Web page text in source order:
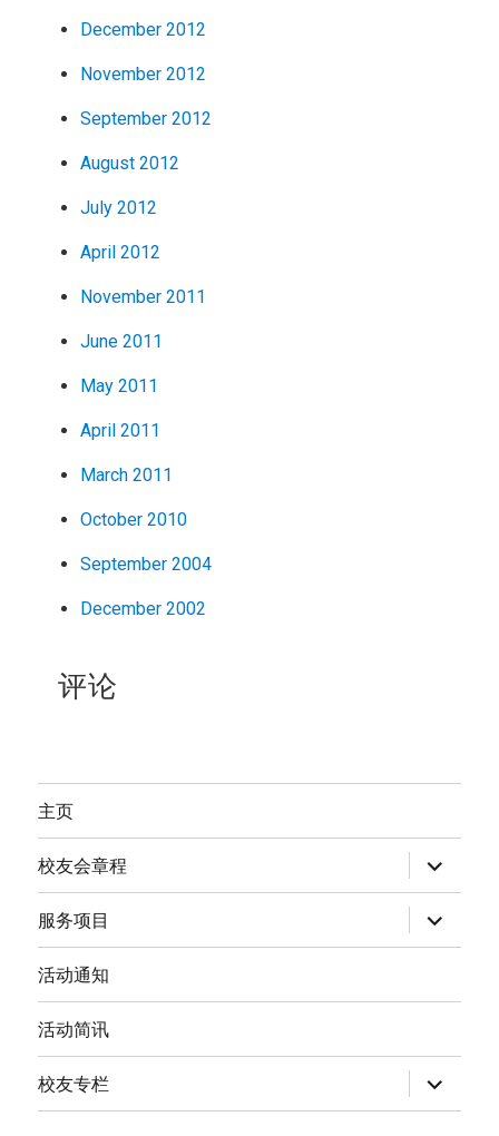
December 2012
November 2012
September 2012
August 2012
July 2012
April 2012
November 2011
June 2011
May 2011
April 2011
March 2011
October 2010
September 2004
December 2002
评论
主页
校友会章程
expand
child
menu
服务项目
expand
child
menu
活动通知
活动简讯
校友专栏
expand
child
menu